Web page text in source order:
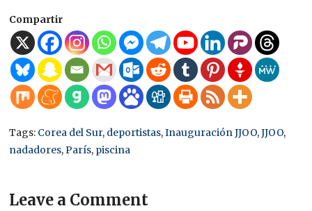
Compartir
Tags: Corea del Sur, deportistas,Inauguración JJOO,JJOO,
nadadores,París, piscina
Leave a Comment